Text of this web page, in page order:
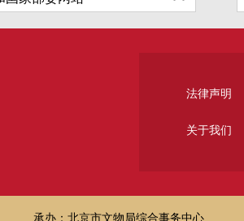
法律声明
关于我们
承办：北京市文物局综合事务中心